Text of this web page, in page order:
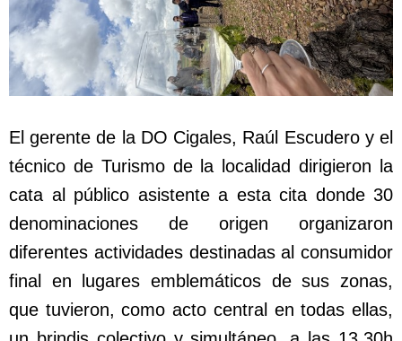
El gerente de la DO Cigales, Raúl Escudero y el
técnico de Turismo de la localidad dirigieron la
cata al público asistente a esta cita donde 30
denominaciones de origen organizaron
diferentes actividades destinadas al consumidor
final en lugares emblemáticos de sus zonas,
que tuvieron, como acto central en todas ellas,